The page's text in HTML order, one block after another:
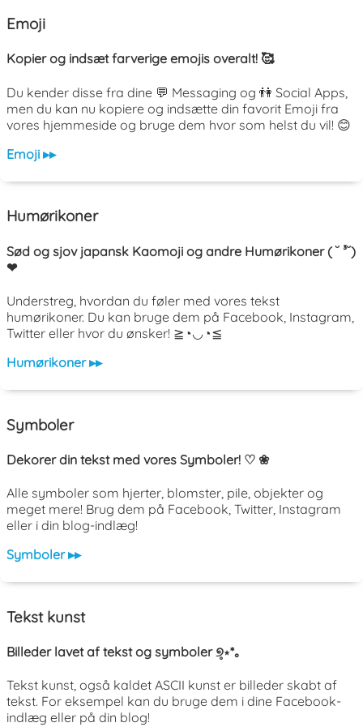
Emoji
Kopier og indsæt farverige emojis overalt! 🥰
Du kender disse fra dine 💬 Messaging og 👫 Social Apps,
men du kan nu kopiere og indsætte din favorit Emoji fra
vores hjemmeside og bruge dem hvor som helst du vil! 😊
Emoji ▸▸
Humørikoner
Sød og sjov japansk Kaomoji og andre Humørikoner ( ˘ ³˘)
❤
Understreg, hvordan du føler med vores tekst
humørikoner. Du kan bruge dem på Facebook, Instagram,
Twitter eller hvor du ønsker! ≧◔◡◔≦
Humørikoner ▸▸
Symboler
Dekorer din tekst med vores Symboler! ♡ ❀
Alle symboler som hjerter, blomster, pile, objekter og
meget mere! Brug dem på Facebook, Twitter, Instagram
eller i din blog-indlæg!
Symboler ▸▸
Tekst kunst
Billeder lavet af tekst og symboler ୭̥⋆*｡
Tekst kunst, også kaldet ASCII kunst er billeder skabt af
tekst. For eksempel kan du bruge dem i dine Facebook-
indlæg eller på din blog!